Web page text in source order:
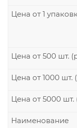
Цена от 500 шт.
Наименование